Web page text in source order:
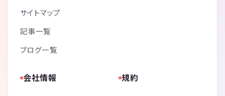
サイトマップ
記事一覧
ブログ一覧
会社情報 規約